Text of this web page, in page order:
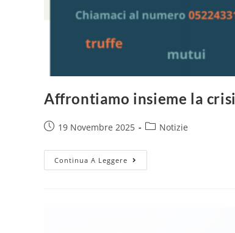
Affrontiamo insieme la crisi
19 Novembre 2025 Notizie
Continua A Leggere